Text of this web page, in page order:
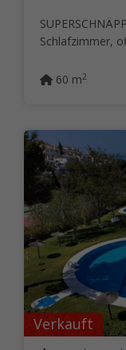
Schlafzimmer,
60 m2
Verkauft